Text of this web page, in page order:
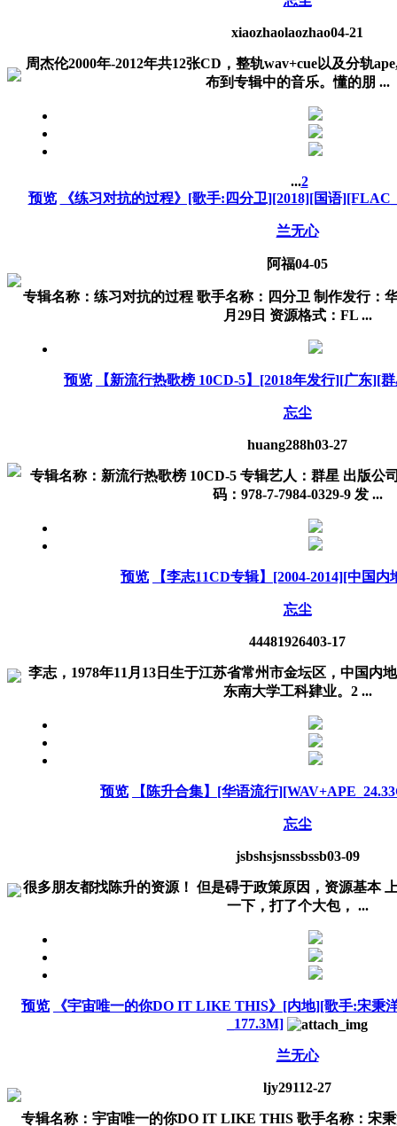
xiaozhaolaozhao04-21
周杰伦2000年-2012年共12张CD，整轨wav+cue以及分轨
布到专辑中的音乐。懂的朋 ...
...2
预览
《练习对抗的过程》[歌手:四分卫][2018][国语
兰无心
阿福04-05
专辑名称：练习对抗的过程 歌手名称：四分卫 制作发行：
月29日 资源格式：FL ...
预览 【新流行热歌榜 10CD-5】[2018年发行][广东][
忘尘
huang288h03-27
专辑名称：新流行热歌榜 10CD-5 专辑艺人：群星 出版公
码：978-7-7984-0329-9 发 ...
预览 【李志11CD专辑】[2004-2014][中国内
忘尘
44481926403-17
李志，1978年11月13日生于江苏省常州市金坛区，中国内
东南大学工科肄业。2 ...
预览 【陈升合集】[华语流行
忘尘
jsbshsjsnssbssb03-09
很多朋友都找陈升的资源！ 但是碍于政策原因，资源基本
一下，打了个大包， ...
预览
《宇宙唯一的你DO IT LIKE THIS》[内地][歌手:宋秉
_177.3M]
兰无心
ljy29112-27
专辑名称：宇宙唯一的你DO IT LIKE THIS 歌手名称：宋